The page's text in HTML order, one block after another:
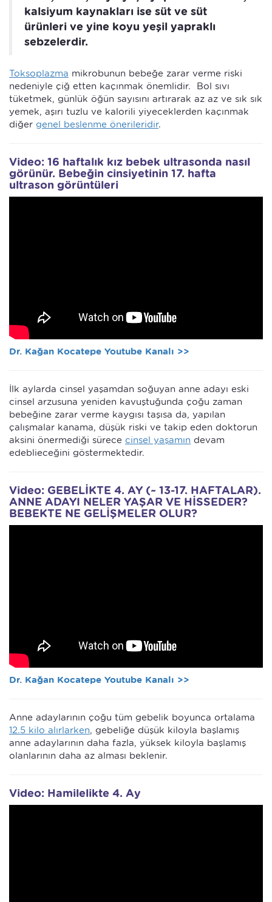
kalsiyum kaynakları ise süt ve süt
ürünleri ve yine koyu yeşil yapraklı
sebzelerdir.
Toksoplazma mikrobunun bebeğe zarar verme riski
nedeniyle çiğ etten kaçınmak önemlidir. Bol sıvı
tüketmek, günlük öğün sayısını artırarak az az ve sık sık
yemek, aşırı tuzlu ve kalorili yiyeceklerden kaçınmak
diğer genel beslenme önerileridir.
Video: 16 haftalık kız bebek ultrasonda nasıl
görünür. Bebeğin cinsiyetinin 17. hafta
ultrason görüntüleri
Dr. Kağan Kocatepe Youtube Kanalı >>
İlk aylarda cinsel yaşamdan soğuyan anne adayı eski
cinsel arzusuna yeniden kavuştuğunda çoğu zaman
bebeğine zarar verme kaygısı taşısa da, yapılan
çalışmalar kanama, düşük riski ve takip eden doktorun
aksini önermediği sürece cinsel yaşamın devam
edeblieceğini göstermektedir.
Video: GEBELİKTE 4. AY (~ 13-17. HAFTALAR).
ANNE ADAYI NELER YAŞAR VE HİSSEDER?
BEBEKTE NE GELİŞMELER OLUR?
Dr. Kağan Kocatepe Youtube Kanalı >>
Anne adaylarının çoğu tüm gebelik boyunca ortalama
12.5 kilo alırlarken, gebeliğe düşük kiloyla başlamış
anne adaylarının daha fazla, yüksek kiloyla başlamış
olanlarının daha az alması beklenir.
Video: Hamilelikte 4. Ay